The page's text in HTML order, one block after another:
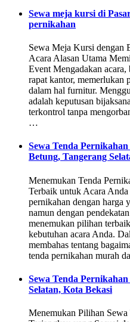
Sewa meja kursi di
pernikahan
Sewa Meja Kursi dengan
Acara Alasan Utama
Event Mengadakan
rapat kantor, memerlukan
dalam hal furnitur.
adalah keputusan
terkontrol tanpa
…
Sewa Tenda
Betung, Tangerang
Menemukan Tenda
Terbaik untuk Acara
pernikahan dengan harga
namun dengan
menemukan pilihan
kebutuhan acara Anda.
membahas tentang
tenda pernikahan murah
Sewa Tenda
Selatan, Kota Bekasi
Menemukan Pilihan Sewa